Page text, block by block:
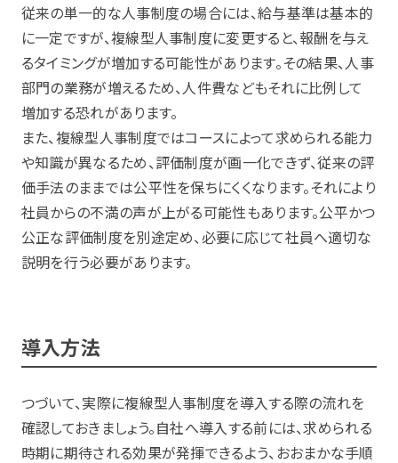
従来の単一的な人事制度の場合には、給与基準は基本的
に一定ですが、複線型人事制度に変更すると、報酬を与え
るタイミングが増加する可能性があります。その結果、人事
部門の業務が増えるため、人件費などもそれに比例して
増加する恐れがあります。
また、複線型人事制度ではコースによって求められる能力
や知識が異なるため、評価制度が画一化できず、従来の評
価手法のままでは公平性を保ちにくくなります。それにより
社員からの不満の声が上がる可能性もあります。公平かつ
公正な評価制度を別途定め、必要に応じて社員へ適切な
説明を行う必要があります。
導入方法
つづいて、実際に複線型人事制度を導入する際の流れを
確認しておきましょう。自社へ導入する前には、求められる
時期に期待される効果が発揮できるよう、おおまかな手順